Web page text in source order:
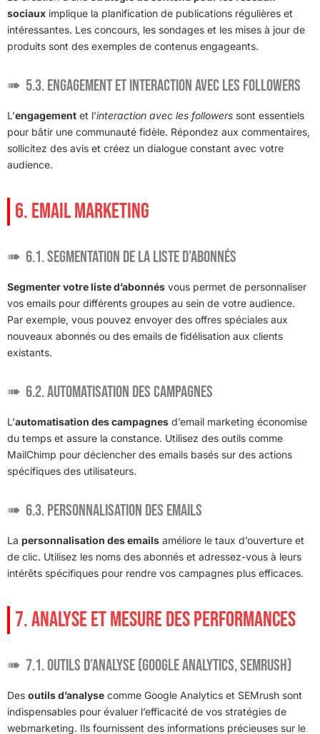
sociaux implique la planification de publications régulières et
intéressantes. Les concours, les sondages et les mises à jour de
produits sont des exemples de contenus engageants.
5.3. Engagement et interaction avec les followers
L’engagement et l’interaction avec les followers sont essentiels
pour bâtir une communauté fidèle. Répondez aux commentaires,
sollicitez des avis et créez un dialogue constant avec votre
audience.
6. EMAIL MARKETING
6.1. Segmentation de la liste d’abonnés
Segmenter votre liste d’abonnés vous permet de personnaliser
vos emails pour différents groupes au sein de votre audience.
Par exemple, vous pouvez envoyer des offres spéciales aux
nouveaux abonnés ou des emails de fidélisation aux clients
existants.
6.2. Automatisation des campagnes
L’automatisation des campagnes d’email marketing économise
du temps et assure la constance. Utilisez des outils comme
MailChimp pour déclencher des emails basés sur des actions
spécifiques des utilisateurs.
6.3. Personnalisation des emails
La personnalisation des emails améliore le taux d’ouverture et
de clic. Utilisez les noms des abonnés et adressez-vous à leurs
intérêts spécifiques pour rendre vos campagnes plus efficaces.
7. ANALYSE ET MESURE DES PERFORMANCES
7.1. Outils d’analyse (Google Analytics, SEMrush)
Des outils d’analyse comme Google Analytics et SEMrush sont
indispensables pour évaluer l’efficacité de vos stratégies de
webmarketing. Ils fournissent des informations précieuses sur le